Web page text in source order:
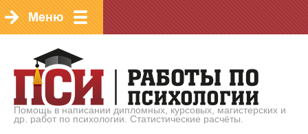
Помощь в написании дипломных, курсовых, магистерских и
др. работ по психологии. Статистические расчёты.